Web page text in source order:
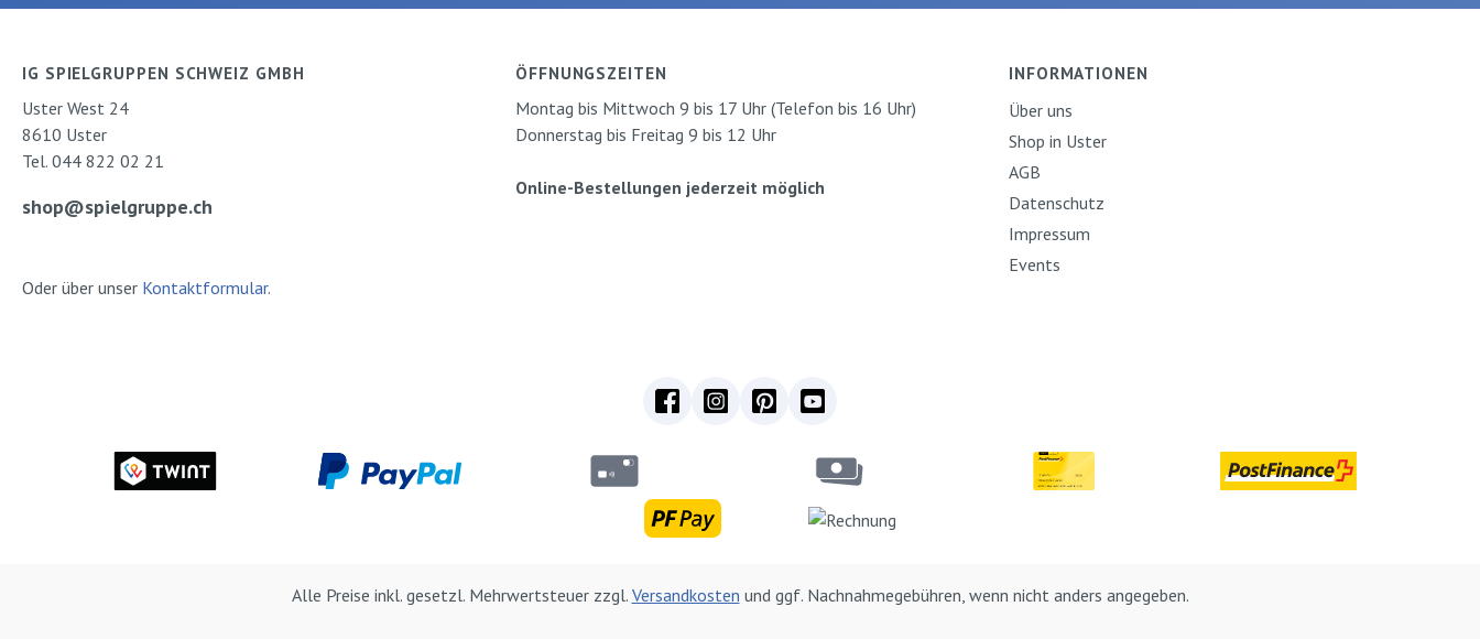
Hüte, 2 Sprayfarben,
Textilfarbenset Primo mini
IG SPIELGRUPPEN SCHWEIZ GMBH
Uster West 24
8610 Uster
Tel. 044 822 02 21
shop@spielgruppe.ch
Oder über unser Kontaktformular.
ÖFFNUNGSZEITEN
Montag bis Mittwoch 9 bis 17 Uhr (Telefon bis 16 Uhr)
Donnerstag bis Freitag 9 bis 12 Uhr
Online-Bestellungen jederzeit möglich
INFORMATIONEN
Über uns
Shop in Uster
AGB
Datenschutz
Impressum
Events
Alle Preise inkl. gesetzl. Mehrwertsteuer zzgl. Versandkosten und ggf. Nachnahmegebühren, wenn nicht anders angegeben.